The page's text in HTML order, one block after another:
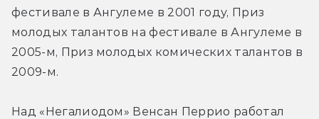
фестивале в Ангулеме в 2001 году, Приз
молодых талантов на фестивале в Ангулеме в
2005-м, Приз молодых комических талантов в
2009-м.
Над «Негалиодом» Венсан Перрио работал